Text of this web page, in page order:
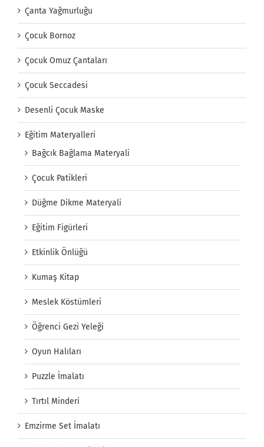
Çanta Yağmurluğu
Çocuk Bornoz
Çocuk Omuz Çantaları
Çocuk Seccadesi
Desenli Çocuk Maske
Eğitim Materyalleri
Bağcık Bağlama Materyali
Çocuk Patikleri
Düğme Dikme Materyali
Eğitim Figürleri
Etkinlik Önlüğü
Kumaş Kitap
Meslek Köstümleri
Öğrenci Gezi Yeleği
Oyun Halıları
Puzzle İmalatı
Tırtıl Minderi
Emzirme Set İmalatı